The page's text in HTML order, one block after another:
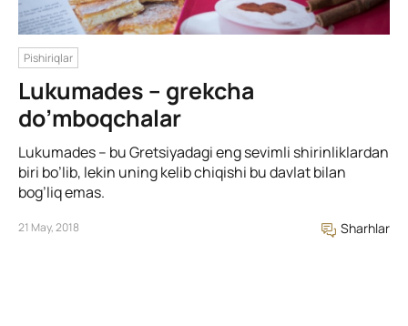
Pishiriqlar
Lukumades – grekcha
do’mboqchalar
Lukumades – bu Gretsiyadagi eng sevimli shirinliklardan
biri bo’lib, lekin uning kelib chiqishi bu davlat bilan
bog’liq emas.
21 May, 2018 Sharhlar